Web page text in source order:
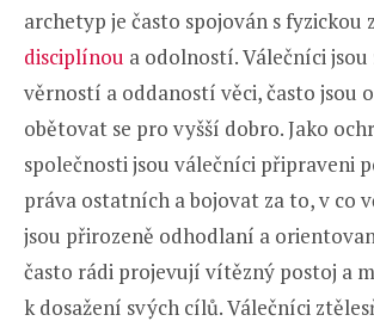
archetyp je často spojován s fyzickou
disciplínou a odolností. Válečníci
věrností a oddaností věci, často jsou
obětovat se pro vyšší dobro. Jako
společnosti jsou válečníci připraveni
práva ostatních a bojovat za to, v co
jsou přirozeně odhodlaní a
často rádi projevují vítězný postoj a
k dosažení svých cílů. Válečníci